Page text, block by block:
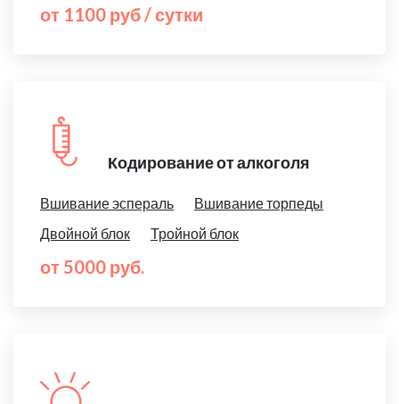
от 1100 руб / сутки
Кодирование от алкоголя
Вшивание эспераль
Вшивание торпеды
Двойной блок
Тройной блок
от 5000 руб.